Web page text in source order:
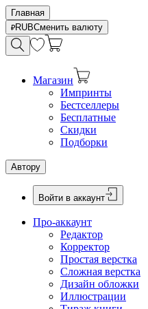
Главная
RUBСменить валюту
Магазин
Импринты
Бестселлеры
Бесплатные
Скидки
Подборки
Автору
Войти в аккаунт
Про-аккаунт
Редактор
Корректор
Простая верстка
Сложная верстка
Дизайн обложки
Иллюстрации